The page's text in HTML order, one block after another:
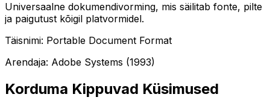
Universaalne dokumendivorming, mis säilitab fonte, pilte
ja paigutust kõigil platvormidel.
Täisnimi: Portable Document Format
Arendaja: Adobe Systems (1993)
Korduma Kippuvad Küsimused